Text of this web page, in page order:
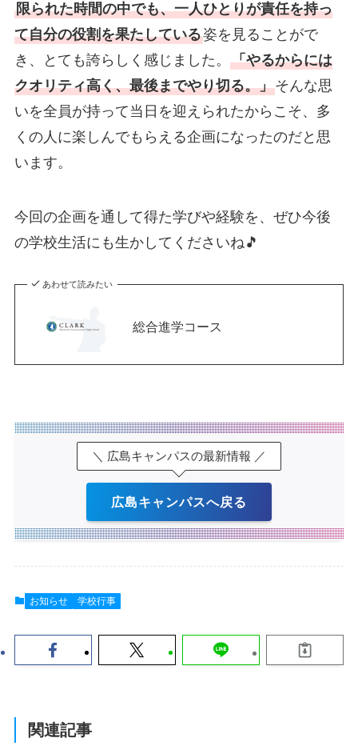
限られた時間の中でも、一人ひとりが責任を持っ
て自分の役割を果たしている姿を見ることがで
き、とても誇らしく感じました。 「やるからには
クオリティ高く、最後までやり切る。」そんな思
いを全員が持って当日を迎えられたからこそ、多
くの人に楽しんでもらえる企画になったのだと思
います。
今回の企画を通して得た学びや経験を、ぜひ今後
の学校生活にも生かしてくださいね🎵
あわせて読みたい
総合進学コース
＼ 広島キャンパスの最新情報 ／
広島キャンパスへ戻る
お知らせ 学校行事
関連記事